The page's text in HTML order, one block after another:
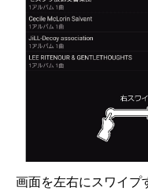
画面を左右にスワイプ